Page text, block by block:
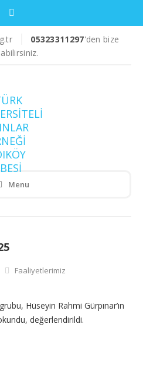
05323311297'den bize
Menu
Faaliyetlerimiz
Hüseyin Rahmi Gürpınar’ın
değerlendirildi.